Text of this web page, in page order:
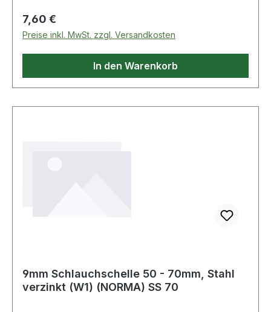
Regulärer Preis:
7,60 €
Preise inkl. MwSt. zzgl. Versandkosten
In den Warenkorb
9mm Schlauchschelle 50 - 70mm, Stahl
verzinkt (W1) (NORMA) SS 70